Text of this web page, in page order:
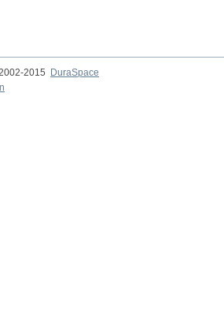
2015
DuraSpace